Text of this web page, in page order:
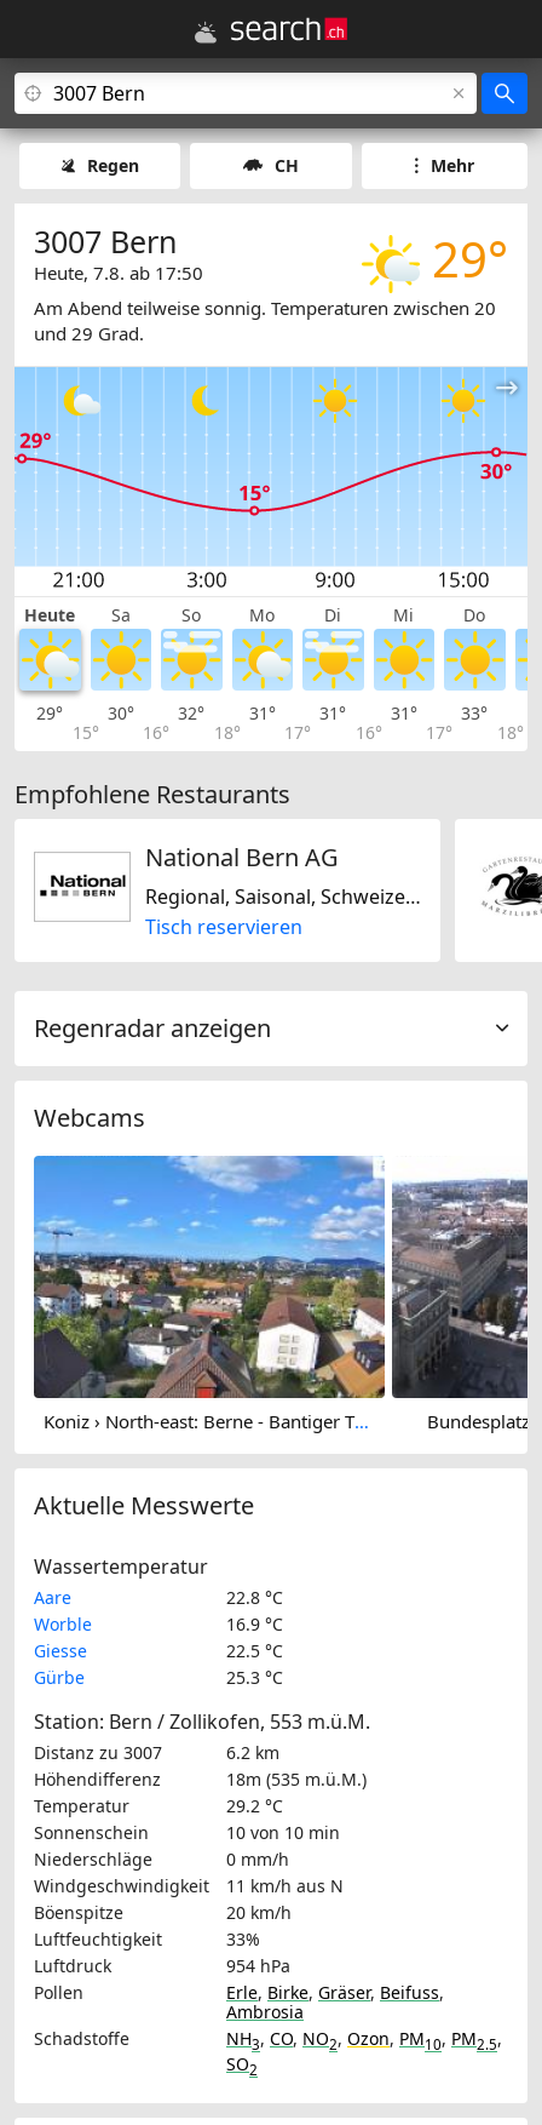
Regen CH Mehr
29°
3007 Bern
Heute, 7.8. ab 17:50
Am Abend teilweise sonnig. Temperaturen zwischen 20
und 29 Grad.
Heute Sa So Mo Di Mi Do
29°
15°
30°
16°
32°
18°
31°
17°
31°
16°
31°
17°
33°
18°
Empfohlene Restaurants
National Bern AG
Regional, Saisonal, Schweizerisch
Tisch reservieren
Regenradar anzeigen
Webcams
Koniz › North-east: Berne - Bantiger TV Tower - Grauholz Bundesplatz
Aktuelle Messwerte
Wassertemperatur
Aare
22.8 °C
Worble
16.9 °C
Giesse
22.5 °C
Gürbe
25.3 °C
Station: Bern / Zollikofen, 553 m.ü.M.
Distanz zu 3007
6.2 km
Höhendifferenz
18m (535 m.ü.M.)
Temperatur
29.2 °C
Sonnenschein
10 von 10 min
Niederschläge
0 mm/h
Windgeschwindigkeit
11 km/h aus N
Böenspitze
20 km/h
Luftfeuchtigkeit
33%
Luftdruck
954 hPa
Pollen
Erle, Birke, Gräser, Beifuss,
Ambrosia
Schadstoffe
NH3, CO, NO2, Ozon, PM10, PM2.5,
SO2